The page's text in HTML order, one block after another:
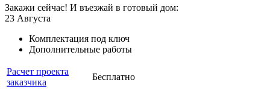
Закажи сейчас! И въезжай в готовый дом:
23 Августа
Комплектация под ключ
Дополнительные работы
Расчет проекта
заказчика
Бесплатно